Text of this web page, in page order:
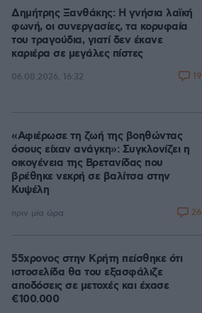
Δημήτρης Ξανθάκης: Η γνήσια λαϊκή
φωνή, οι συνεργασίες, τα κορυφαία
του τραγούδια, γιατί δεν έκανε
καριέρα σε μεγάλες πίστες
06.08.2026, 16:32 19
«Αφιέρωσε τη ζωή της βοηθώντας
όσους είχαν ανάγκη»: Συγκλονίζει η
οικογένεια της Βρετανίδας που
βρέθηκε νεκρή σε βαλίτσα στην
Κυψέλη
πριν μία ώρα 26
55χρονος στην Κρήτη πείσθηκε ότι
ιστοσελίδα θα του εξασφάλιζε
αποδόσεις σε μετοχές και έχασε
€100.000